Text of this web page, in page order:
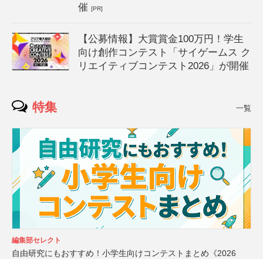
催[PR]
【公募情報】大賞賞金100万円！学生
向け創作コンテスト「サイゲームス ク
リエイティブコンテスト2026」が開催
特集 一覧
編集部セレクト
自由研究にもおすすめ！小学生向けコンテストまとめ《2026